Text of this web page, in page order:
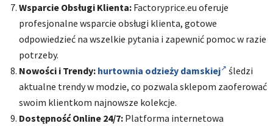
Wsparcie Obsługi Klienta: Factoryprice.eu oferuje
profesjonalne wsparcie obsługi klienta, gotowe
odpowiedzieć na wszelkie pytania i zapewnić pomoc w razie
potrzeby.
Nowości i Trendy: hurtownia odzieży damskiej
śledzi
aktualne trendy w modzie, co pozwala sklepom zaoferować
swoim klientkom najnowsze kolekcje.
Dostępność Online 24/7: Platforma internetowa